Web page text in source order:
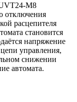
M8
отключения
расцепителя
становится
напряжение
управления,
снижении
автомата.